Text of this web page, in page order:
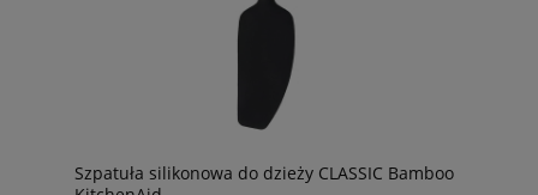
Szpatuła silikonowa do dzieży CLASSIC Bamboo